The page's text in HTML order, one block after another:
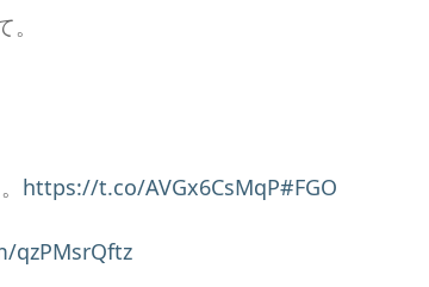
https://t.co/AVGx6CsMqP#FGO
qzPMsrQftz